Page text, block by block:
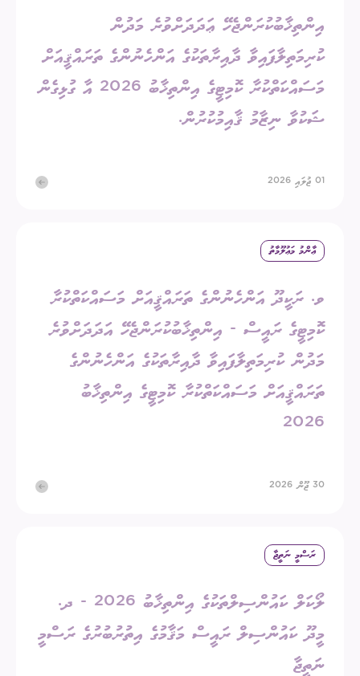
އިންތިޚާބުކުރަންޖެހޭ ޢަދަދަށްވުރެ މަދުން
ކުރިމަތިލާފައިވާ ދާއިރާތަކުގެ އަންހެނުންގެ ތަރައްޤީއަށް
މަސައްކަތްކުރާ ކޮމިޓީގެ އިންތިޚާބު 2026 އާ ގުޅިގެން
ޝަކުވާ ނިޒާމު ޤާއިމުކުރުން.
01 ޖުލައި 2026
ޢާންމު މަޢުލޫމާތު
ވ. ރަކީދޫ އަންހެނުންގެ ތަރައްޤީއަށް މަސައްކަތްކުރާ
ކޮމިޓީގެ ރައީސް - އިންތިޚާބުކުރަންޖެހޭ އަދަދަށްވުރެ
މަދުން ކުރިމަތިލާފައިވާ ދާއިރާތަކުގެ އަންހެނުންގެ
ތަރައްޤީއަށް މަސައްކަތްކުރާ ކޮމިޓީގެ އިންތިޚާބު
2026
30 ޖޫން 2026
ރަސްމީ ނަތީޖާ
ލޯކަލް ކައުންސިލްތަކުގެ އިންތިޚާބު 2026 - ދ.
މީދޫ ކައުންސިލް ރައީސް މަޤާމުގެ އިތުރުބުރުގެ ރަސްމީ
ނަތީޖާ